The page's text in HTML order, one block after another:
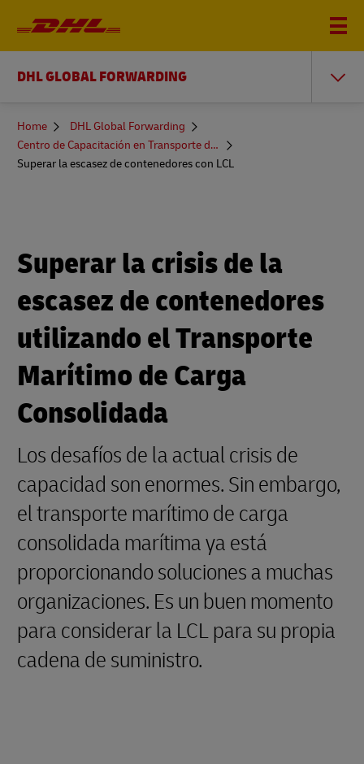
DHL GLOBAL FORWARDING
You
here
Home
DHL Global Forwarding
Centro de Capacitación en Transporte de Mercancías
Superar la escasez de contenedores con LCL
Superar la crisis de la
escasez de contenedores
utilizando el Transporte
Marítimo de Carga
Consolidada
Los desafíos de la actual crisis de
capacidad son enormes. Sin embargo,
el transporte marítimo de carga
consolidada marítima ya está
proporcionando soluciones a muchas
organizaciones. Es un buen momento
para considerar la LCL para su propia
cadena de suministro.